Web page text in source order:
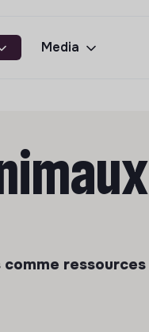
Media
ressources